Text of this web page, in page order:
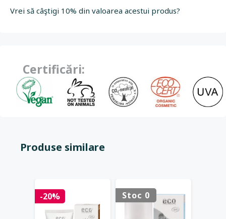
Vrei să câştigi 10% din valoarea acestui produs?
Certificări:
Produse similare
-20% Stoc 0